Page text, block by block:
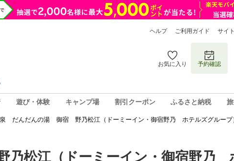
ヘルプ ご利用ガイド サイ
お気に入り 予約確認
遊び・体験 キャンプ場 割引クーポン ふるさと納税
だんだんの湯 御宿 野乃松江（ドーミーイン・御宿野乃 ホテルズグループ
松江（ドーミーイン・御宿野乃